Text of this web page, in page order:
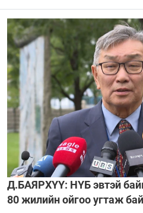
Д.БАЯРХҮҮ: НҮБ эвтэй
80 жилийн ойгоо угтаж